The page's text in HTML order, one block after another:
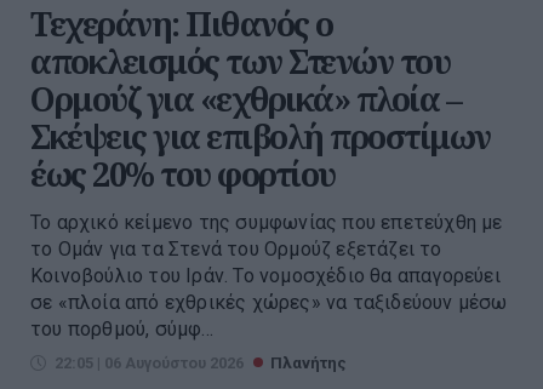
Τεχεράνη: Πιθανός ο
αποκλεισμός των Στενών του
Ορμούζ για «εχθρικά» πλοία –
Σκέψεις για επιβολή προστίμων
έως 20% του φορτίου
Το αρχικό κείμενο της συμφωνίας που επετεύχθη με
το Ομάν για τα Στενά του Ορμούζ εξετάζει το
Κοινοβούλιο του Ιράν. Το νομοσχέδιο θα απαγορεύει
σε «πλοία από εχθρικές χώρες» να ταξιδεύουν μέσω
του πορθμού, σύμφ...
22:05 | 06 Αυγούστου 2026 Πλανήτης